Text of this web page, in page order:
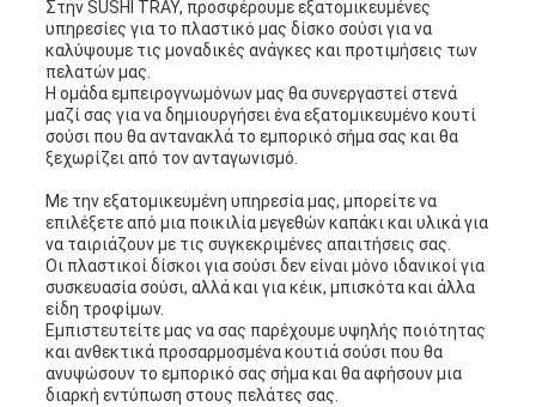
Στην SUSHI TRAY, προσφέρουμε εξατομικευμένες
υπηρεσίες για το πλαστικό μας δίσκο σούσι για να
καλύψουμε τις μοναδικές ανάγκες και προτιμήσεις των
πελατών μας.
Η ομάδα εμπειρογνωμόνων μας θα συνεργαστεί στενά
μαζί σας για να δημιουργήσει ένα εξατομικευμένο κουτί
σούσι που θα αντανακλά το εμπορικό σήμα σας και θα
ξεχωρίζει από τον ανταγωνισμό.
Με την εξατομικευμένη υπηρεσία μας, μπορείτε να
επιλέξετε από μια ποικιλία μεγεθών καπάκι και υλικά για
να ταιριάζουν με τις συγκεκριμένες απαιτήσεις σας.
Οι πλαστικοί δίσκοι για σούσι δεν είναι μόνο ιδανικοί για
συσκευασία σούσι, αλλά και για κέικ, μπισκότα και άλλα
είδη τροφίμων.
Εμπιστευτείτε μας να σας παρέχουμε υψηλής ποιότητας
και ανθεκτικά προσαρμοσμένα κουτιά σούσι που θα
ανυψώσουν το εμπορικό σας σήμα και θα αφήσουν μια
διαρκή εντύπωση στους πελάτες σας.